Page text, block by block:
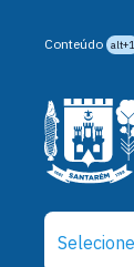
Conteúdo alt+1